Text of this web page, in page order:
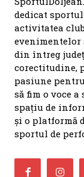
dedicat
activitatea
evenimentelor
din întreg
corectitudine,
pasiune
să fim o voce
spațiu de
și o platformă
sportul de